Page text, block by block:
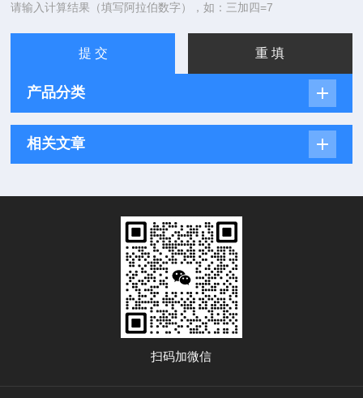
请输入计算结果（填写阿拉伯数字），如：三加四=7
产品分类
相关文章
扫码加微信